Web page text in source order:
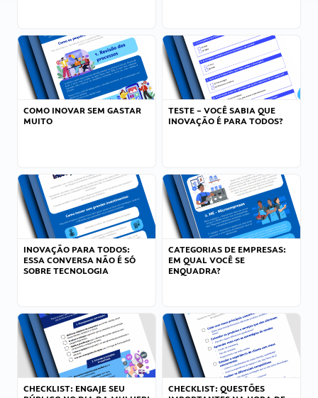
COMO INOVAR SEM GASTAR
MUITO
TESTE – VOCÊ SABIA QUE
INOVAÇÃO É PARA TODOS?
INOVAÇÃO PARA TODOS:
ESSA CONVERSA NÃO É SÓ
SOBRE TECNOLOGIA
CATEGORIAS DE EMPRESAS:
EM QUAL VOCÊ SE
ENQUADRA?
CHECKLIST: ENGAJE SEU
CHECKLIST: QUESTÕES